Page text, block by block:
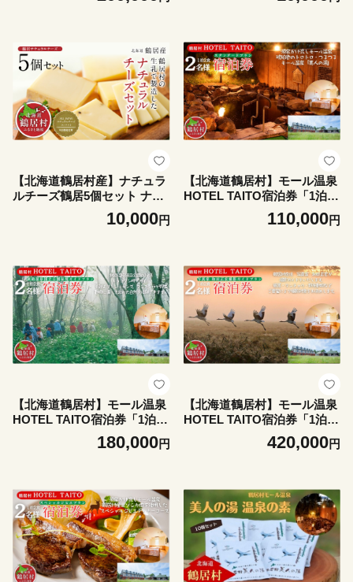
鶴居村 定期便 12ヶ月
【北海道鶴居村産】ナチュラ
ルチーズ鶴居5個セット ナチ
ュラルチーズコンテスト 優秀
10,000円
【北海道鶴居村】モール温泉
HOTEL TAITO宿泊券「1泊2
食付きスタンダードプラン ペ
110,000円
【北海道鶴居村】モール温泉
HOTEL TAITO宿泊券「1泊2
食付き釧路湿原国立公園秘境
ガイドプラン ペア(2名様)」
180,000円
【北海道鶴居村】モール温泉
HOTEL TAITO宿泊券「1泊2
食付き写真家和田正宏撮影ガ
イドプラン ペア(2名様)」
420,000円